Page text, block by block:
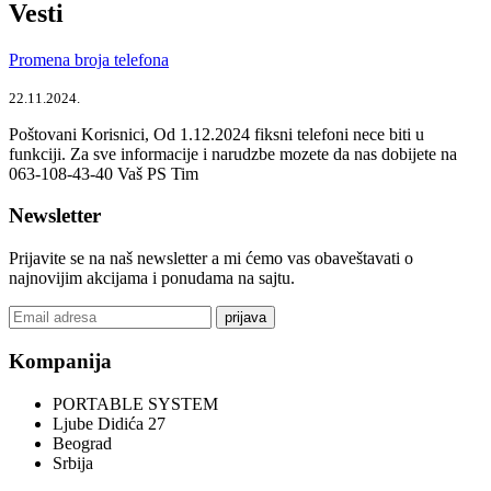
Vesti
Promena broja telefona
22.11.2024.
Poštovani Korisnici, Od 1.12.2024 fiksni telefoni nece biti u
funkciji. Za sve informacije i narudzbe mozete da nas dobijete na
063-108-43-40 Vaš PS Tim
Newsletter
Prijavite se na naš newsletter a mi ćemo vas obaveštavati o
najnovijim akcijama i ponudama na sajtu.
prijava
Kompanija
PORTABLE SYSTEM
Ljube Didića 27
Beograd
Srbija